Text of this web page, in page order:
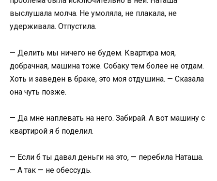
выслушала молча. Не умоляла, не плакала, не
удерживала. Отпустила.
— Делить мы ничего не будем. Квартира моя,
добрачная, машина тоже. Собаку тем более не отдам.
Хоть и заведен в браке, это моя отдушина. — Сказала
она чуть позже.
— Да мне наплевать на него. Забирай. А вот машину с
квартирой я б поделил.
— Если б ты давал деньги на это, — перебила Наташа.
— А так — не обессудь.